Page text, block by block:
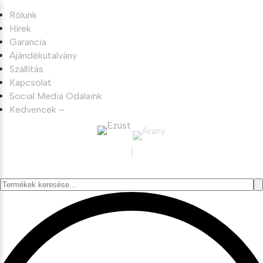
Rólunk
Hírek
Garancia
Ajándékutalvány
Szállítás
Kapcsolat
Social Media Odalaink
Kedvencek –
Keresés
következőre: